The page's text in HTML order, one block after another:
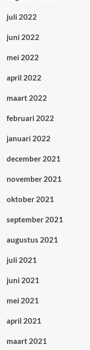
juli 2022
juni 2022
mei 2022
april 2022
maart 2022
februari 2022
januari 2022
december 2021
november 2021
oktober 2021
september 2021
augustus 2021
juli 2021
juni 2021
mei 2021
april 2021
maart 2021